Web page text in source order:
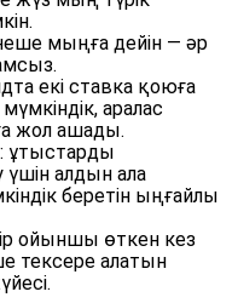
мыңға дейін — әр
екі ставка қоюға
аралас
жол ашады.
ұтыстарды
алдын ала
беретін ыңғайлы
ойыншы өткен кез
тексере алатын